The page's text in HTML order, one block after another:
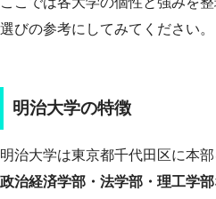
選びの参考にしてみてください。
明治大学の特徴
明治大学は東京都千代田区に本部
政治経済学部・法学部・理工学部